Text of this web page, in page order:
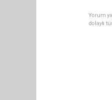
Yorum
dolaylı